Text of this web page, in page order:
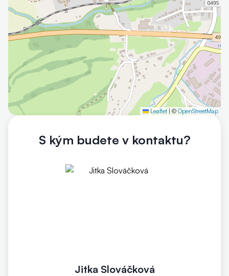
Leaflet | © OpenStreetMap
S kým budete v kontaktu?
Jitka Slováčková